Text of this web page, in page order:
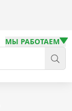
МЫ РАБОТАЕМ